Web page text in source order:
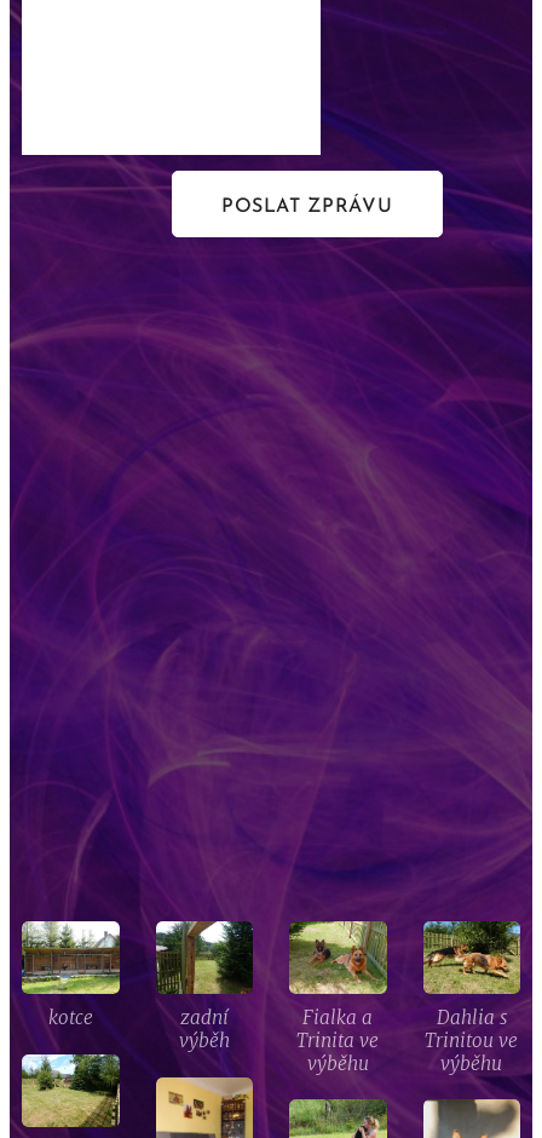
POSLAT ZPRÁVU
kotce
zadní
výběh
Fialka a
Trinita ve
výběhu
Dahlia s
Trinitou ve
výběhu